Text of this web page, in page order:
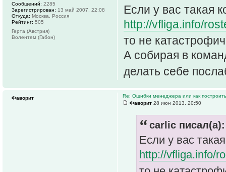
Если у вас такая
http://vfliga.info/
то не
А собирая в
делать себе
Сообщений: 2285
Зарегистрирован: 13 май 2007, 22:08
Откуда: Москва, Россия
Рейтинг: 505
Герта (Австрия)
Волентем (Габон)
Re: Ошибки менеджера или как построить
Фаворит 28 июн 2013, 20:50
carlic писал(а):
Если у вас
http://vfliga.info/
Фаворит